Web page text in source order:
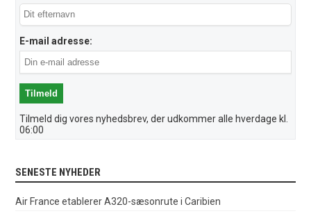
E-mail adresse:
Tilmeld dig vores nyhedsbrev, der udkommer alle hverdage kl.
06:00
SENESTE NYHEDER
Air France etablerer A320-sæsonrute i Caribien